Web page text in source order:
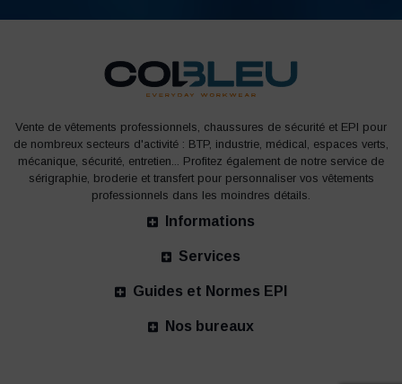
Vente de vêtements professionnels, chaussures de sécurité et EPI pour
de nombreux secteurs d'activité : BTP, industrie, médical, espaces verts,
mécanique, sécurité, entretien... Profitez également de notre service de
sérigraphie, broderie et transfert pour personnaliser vos vêtements
professionnels dans les moindres détails.
Informations
Services
Guides et Normes EPI
Nos bureaux